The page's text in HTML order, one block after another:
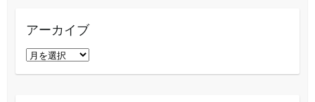
アーカイブ
ア
ー